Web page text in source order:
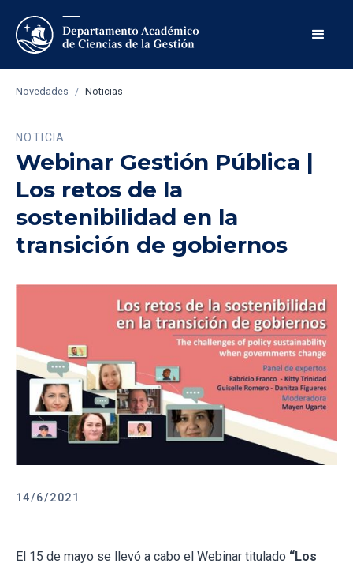
Novedades / Noticias
NOTICIA
Webinar Gestión Pública |
Los retos de la
sostenibilidad en la
transición de gobiernos
14/6/2021
El 15 de mayo se llevó a cabo el Webinar titulado “Los